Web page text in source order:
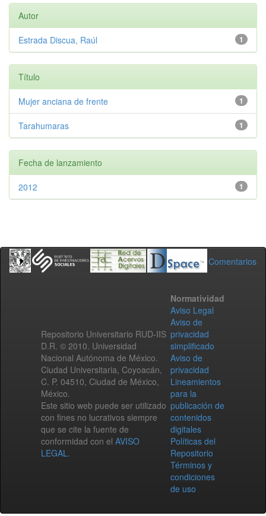
Autor
1
Estrada Discua, Raúl
Título
1
Mujer anciana de frente
1
Tarahumaras
Fecha de lanzamiento
1
2012
Comentarios
Repositorio Universitario RUD-IIS
D.R. © 2010. Universidad
Nacional Autónoma de México.
Ciudad Universitaria, Coyoacán,
C. P. 04510, Ciudad de México,
México.
Este sitio web puede ser utilizado
con fines no lucrativos siempre
que se cite la fuente de
conformidad con el AVISO
LEGAL.
Normatividad
Aviso Legal
Aviso de
privacidad
simplificado
Aviso de
privacidad
Lineamientos
para la
publicación de
contenidos
digitales
Políticas del
Repositorio
Términos y
condiciones
de uso